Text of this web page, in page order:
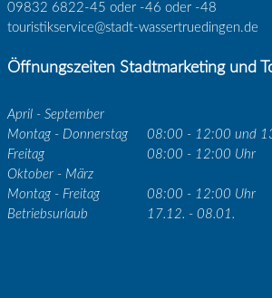
09832 6822-45 oder -46 oder -48
touristikservice@stadt-wassertruedingen.de
Öffnungszeiten Stadtmarketing und
April - September
Montag - Donnerstag
08:00 - 12:00 und
Freitag
08:00 - 12:00 Uhr
Oktober - März
Montag - Freitag
08:00 - 12:00 Uhr
Betriebsurlaub
17.12. - 08.01.